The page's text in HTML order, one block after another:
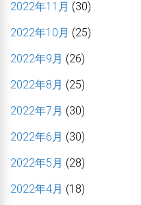
2022年11月 (30)
2022年10月 (25)
2022年9月 (26)
2022年8月 (25)
2022年7月 (30)
2022年6月 (30)
2022年5月 (28)
2022年4月 (18)